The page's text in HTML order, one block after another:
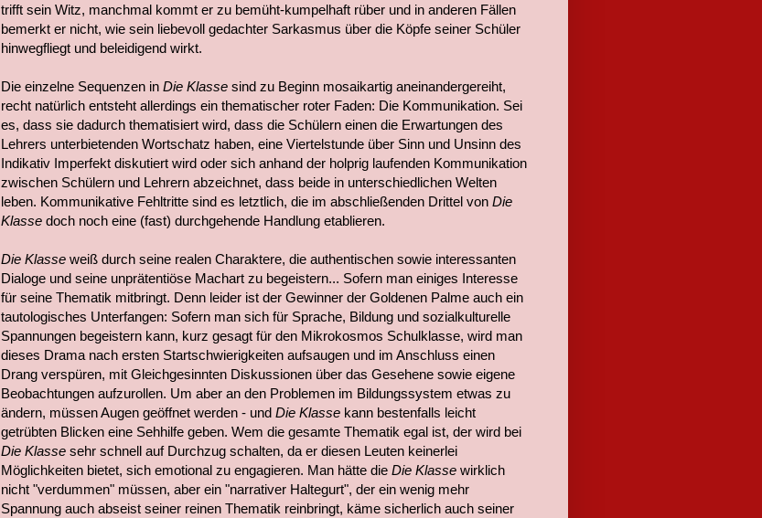
trifft sein Witz, manchmal kommt er zu bemüht-kumpelhaft rüber und in anderen Fällen
bemerkt er nicht, wie sein liebevoll gedachter Sarkasmus über die Köpfe seiner Schüler
hinwegfliegt und beleidigend wirkt.
Die einzelne Sequenzen in Die Klasse sind zu Beginn mosaikartig aneinandergereiht,
recht natürlich entsteht allerdings ein thematischer roter Faden: Die Kommunikation. Sei
es, dass sie dadurch thematisiert wird, dass die Schülern einen die Erwartungen des
Lehrers unterbietenden Wortschatz haben, eine Viertelstunde über Sinn und Unsinn des
Indikativ Imperfekt diskutiert wird oder sich anhand der holprig laufenden Kommunikation
zwischen Schülern und Lehrern abzeichnet, dass beide in unterschiedlichen Welten
leben. Kommunikative Fehltritte sind es letztlich, die im abschließenden Drittel von Die
Klasse doch noch eine (fast) durchgehende Handlung etablieren.
Die Klasse weiß durch seine realen Charaktere, die authentischen sowie interessanten
Dialoge und seine unprätentiöse Machart zu begeistern... Sofern man einiges Interesse
für seine Thematik mitbringt. Denn leider ist der Gewinner der Goldenen Palme auch ein
tautologisches Unterfangen: Sofern man sich für Sprache, Bildung und sozialkulturelle
Spannungen begeistern kann, kurz gesagt für den Mikrokosmos Schulklasse, wird man
dieses Drama nach ersten Startschwierigkeiten aufsaugen und im Anschluss einen
Drang verspüren, mit Gleichgesinnten Diskussionen über das Gesehene sowie eigene
Beobachtungen aufzurollen. Um aber an den Problemen im Bildungssystem etwas zu
ändern, müssen Augen geöffnet werden - und Die Klasse kann bestenfalls leicht
getrübten Blicken eine Sehhilfe geben. Wem die gesamte Thematik egal ist, der wird bei
Die Klasse sehr schnell auf Durchzug schalten, da er diesen Leuten keinerlei
Möglichkeiten bietet, sich emotional zu engagieren. Man hätte die Die Klasse wirklich
nicht "verdummen" müssen, aber ein "narrativer Haltegurt", der ein wenig mehr
Spannung auch abseist seiner reinen Thematik reinbringt, käme sicherlich auch seiner